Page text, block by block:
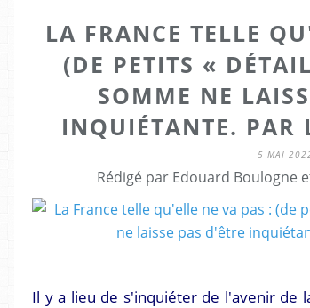
LA FRANCE TELLE
(DE PETITS «
SOMME NE
INQUIÉTANTE. PAR
5 MAI
Rédigé par Edouard Boulogne
Il y a lieu de s'inquiéter de l'avenir de